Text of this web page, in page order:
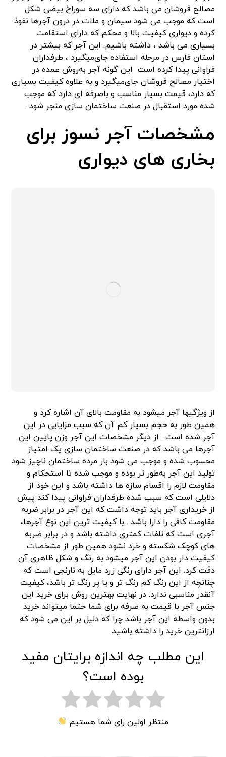
مصالح فروشان می باشد که دارای سه سوراخ بیضی شکل
است که موجب می شود سیمان و ملات در درون آجرها نفوذ
کرده و دیواری کیفیت بالا و محکم که دارای استقامت
بسیاری می باشد ، داشته باشیم. این آجر که بیشتر در
استان فارس در مرحله استفاده جای‌میگیرد ، طرفداران
فراوانی پیدا کرده است این گونه آجر به‌روش عمده در
اختیار مصالح فروشان جای‌میگیرد و به علاوه کیفیت بسیاری
که دارد، قیمت بسیار مناسب و باصرفه ای دارد که موجب
شده مورد استقبال در صنعت ساختمان سازی منجر شود .
مشخصات آجر نسوز برای
بخاری های دیواری
از ویژگیها آجر میشود به مقاومت بالای آن اشاره کرد و
همین طور به حجم بسیار کم آن که سبب مزایایی در این
آجر شده است . از دیگر مشخصات این آجر وزن پایین این
آجرها می باشد که در صنعت ساختمان سازی یک امتیاز
محسوب شده و موجب می شود بار مرده ساختمان ناچیز شود
تولید این آجر به‌طور تر بوده و موجب شده تا استحکام و
مقاومت لازم را اقسام سازه ها داشته باشد و این خود از
دلایلی است که سبب شده طرفداران فراوانی پیدا کند پیش
از خریداری آجر باید توجه داشت که این آجر در برابر ضربه
مقاومت کافی را دارا باشد . با کیفیت ترین این نوع آجرها،
آجری است که تلفات کمتری داشته باشد و در برابر ضربه
های کوچک شکسته و خرد نشود همین طور از مشخصات
کیفیت دار بودن این آجر میشود به رنگ و شکل ظاهری آن
دقت کرد. این آجر دارای رنگی زرد مایل به نارنجی است که
چنانچه از این رنگ کم رنگ تر و یا پر رنگ تر باشد، کیفیت
آنقدر مناسبی ندارد. در نهایت بهترین روش برای خرید این
جنس آجر با قیمت به صرفه برای شما حتما میتواند خرید
بدون واسطه این آجر باشد چرا که دلیل بر این می شود که
ارزانترین خرید را داشته باشید.
این مطلب چه اندازه برایتان مفید
بوده است؟
منتظر اولین رای شما هستیم